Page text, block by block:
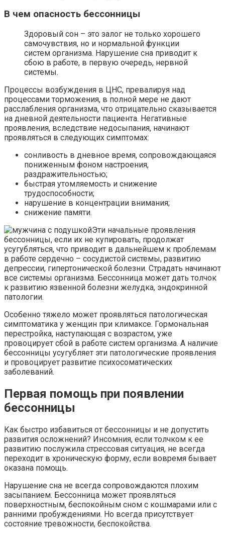
В чем опасность бессонницы
Здоровый сон – это залог не только хорошего
самочувствия, но и нормальной функции
систем организма. Нарушение сна приводит к
сбою в работе, в первую очередь, нервной
системы.
Процессы возбуждения в ЦНС, превалируя над
процессами торможения, в полной мере не дают
расслабления организма, что отрицательно сказывается
на дневной деятельности пациента. Негативные
проявления, вследствие недосыпания, начинают
проявляться в следующих симптомах:
сонливость в дневное время, сопровождающаяся
пониженным фоном настроения,
раздражительностью;
быстрая утомляемость и снижение
трудоспособности;
нарушение в концентрации внимания;
снижение памяти.
Эти начальные проявления
бессонницы, если их не купировать, продолжат
усугубляться, что приводит в дальнейшем к проблемам
в работе сердечно – сосудистой системы, развитию
депрессии, гипертонической болезни. Страдать начинают
все системы организма. Бессонница может дать толчок
к развитию язвенной болезни желудка, эндокринной
патологии.
Особенно тяжело может проявляться патологическая
симптоматика у женщин при климаксе. Гормональная
перестройка, наступающая с возрастом, уже
провоцирует сбой в работе систем организма. А наличие
бессонницы усугубляет эти патологические проявления
и провоцирует развитие психосоматических
заболеваний.
Первая помощь при появлении
бессонницы
Как быстро избавиться от бессонницы и не допустить
развития осложнений? Инсомния, если толчком к ее
развитию послужила стрессовая ситуация, не всегда
переходит в хроническую форму, если вовремя бывает
оказана помощь.
Нарушение сна не всегда сопровождаются плохим
засыпанием. Бессонница может проявляться
поверхностным, беспокойным сном с кошмарами или с
ранними пробуждениями. Но всегда присутствует
состояние тревожности, беспокойства.